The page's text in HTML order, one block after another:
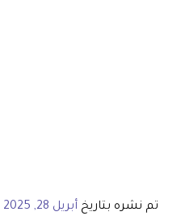
تم نشره بتاريخ أبريل 28, 2025